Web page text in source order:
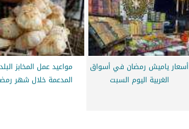
أسعار ياميش رمضان في أسواق
الغربية اليوم السبت
مواعيد عمل المخابز
المدعمة خلال شهر